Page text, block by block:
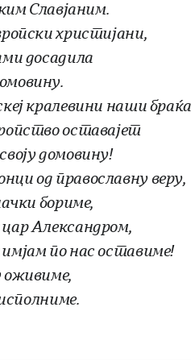
Славјаним.
христијани,
досадила
кралевини наши
оставајет
домовину!
од православну веру,
бориме,
Александром,
по нас оставиме!
оживиме,